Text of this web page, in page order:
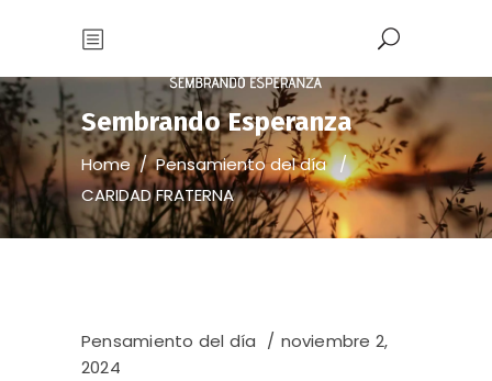
Sembrando Esperanza
Home/Pensamiento del día/
CARIDAD FRATERNA
Pensamiento del día
noviembre 2,
2024